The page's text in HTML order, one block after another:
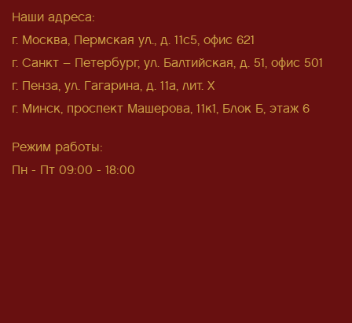
Наши адреса:
г. Москва, Пермская ул., д. 11с5, офис 621
г. Санкт – Петербург, ул. Балтийская, д. 51, офис 501
г. Пенза, ул. Гагарина, д. 11а, лит. Х
г. Минск, проспект Машерова, 11к1, Блок Б, этаж 6
Режим работы:
Пн - Пт 09:00 - 18:00